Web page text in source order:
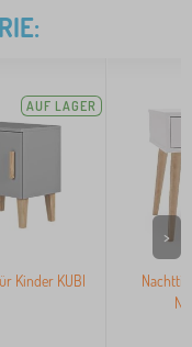
AUF LAGER
Kinder KUBI
>